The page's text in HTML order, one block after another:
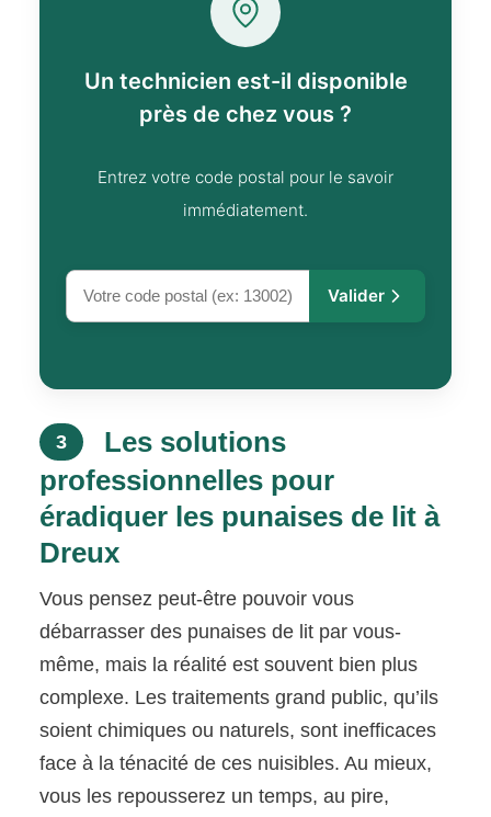
Un technicien est-il disponible
près de chez vous ?
Entrez votre code postal pour le savoir
immédiatement.
Valider
3
Les solutions
professionnelles pour
éradiquer les punaises de lit à
Dreux
Vous pensez peut-être pouvoir vous
débarrasser des punaises de lit par vous-
même, mais la réalité est souvent bien plus
complexe. Les traitements grand public, qu’ils
soient chimiques ou naturels, sont inefficaces
face à la ténacité de ces nuisibles. Au mieux,
vous les repousserez un temps, au pire,